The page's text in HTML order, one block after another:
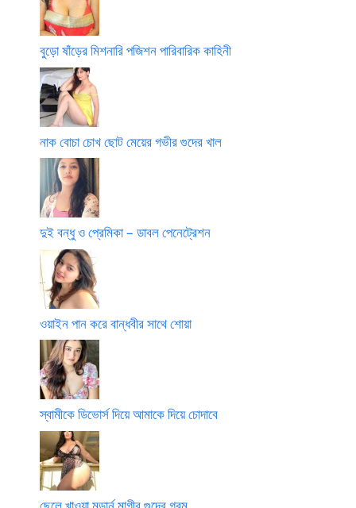
বুড়ো ষাঁড়ের মিশনারি পজিশন পারিবারিক কাহিনী
নাক বোচা চোখ ছোট মেয়ের গভীর গুদের খাল
দুই বন্ধু ও প্রেমিকা – ডাবল পেনেট্রেশন
ওয়াইন পান করে বান্ধবীর সাথে শোয়া
স্বামীকে ডিভোর্স দিয়ে আমাকে দিয়ে চোদাবে